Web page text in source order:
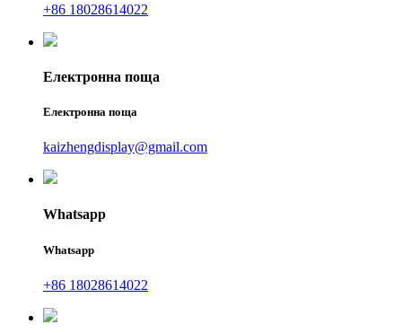
+86 18028614022
Електронна поща
Електронна поща
kaizhengdisplay@gmail.com
Whatsapp
Whatsapp
+86 18028614022